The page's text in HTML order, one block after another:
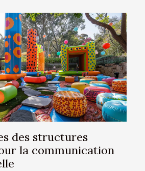
des structures
la communication